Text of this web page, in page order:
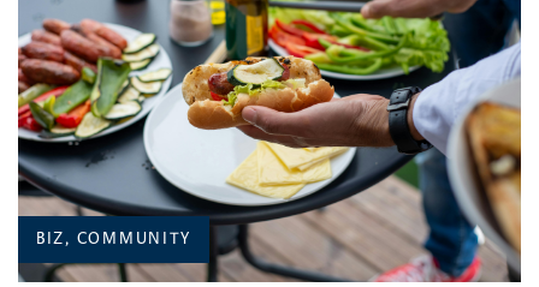
BIZ, COMMUNITY